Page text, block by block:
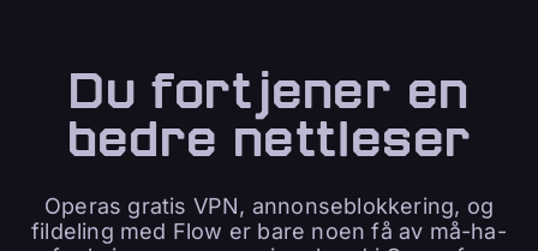
Du fortjener en
bedre nettleser
Operas gratis VPN, annonseblokkering, og
fildeling med Flow er bare noen få av må-ha-